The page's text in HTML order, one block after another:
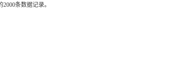
条数据记录。